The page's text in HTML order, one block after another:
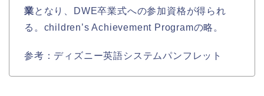
業となり、DWE卒業式への参加資格が得られ
る。children’s Achievement Programの略。
参考：ディズニー英語システムパンフレット